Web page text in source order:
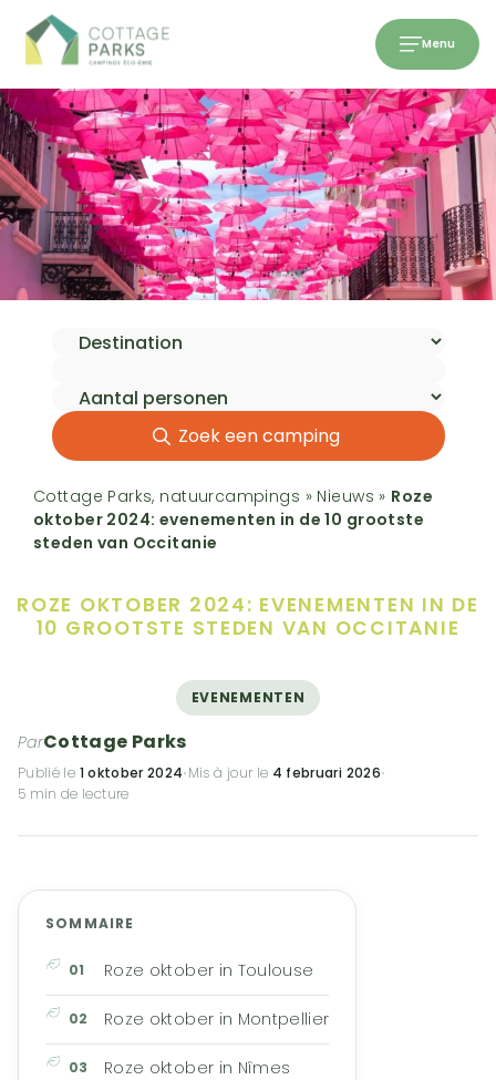
Menu
Zoek een camping
Cottage Parks, natuurcampings » Nieuws » Roze
oktober 2024: evenementen in de 10 grootste
steden van Occitanie
ROZE OKTOBER 2024: EVENEMENTEN IN DE
10 GROOTSTE STEDEN VAN OCCITANIE
EVENEMENTEN
ParCottage Parks
Publié le 1 oktober 2024·Mis à jour le 4 februari 2026·
5 min de lecture
SOMMAIRE
Roze oktober in Toulouse
Roze oktober in Montpellier
Roze oktober in Nîmes